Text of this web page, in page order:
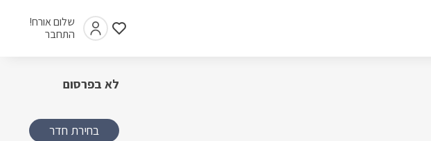
שלום אורח!
התחבר
לא בפרסום
בחירת חדר